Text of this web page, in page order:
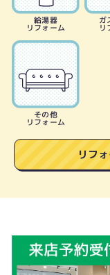
給湯器
リフォーム
ガ
リ
その他
リフォーム
リフ